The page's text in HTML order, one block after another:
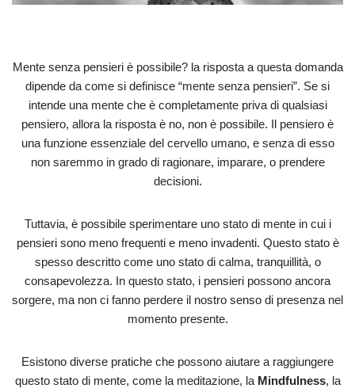
Mente senza pensieri è possibile? la risposta a questa domanda
dipende da come si definisce “mente senza pensieri”. Se si
intende una mente che è completamente priva di qualsiasi
pensiero, allora la risposta è no, non è possibile. Il pensiero è
una funzione essenziale del cervello umano, e senza di esso
non saremmo in grado di ragionare, imparare, o prendere
decisioni.
Tuttavia, è possibile sperimentare uno stato di mente in cui i
pensieri sono meno frequenti e meno invadenti. Questo stato è
spesso descritto come uno stato di calma, tranquillità, o
consapevolezza. In questo stato, i pensieri possono ancora
sorgere, ma non ci fanno perdere il nostro senso di presenza nel
momento presente.
Esistono diverse pratiche che possono aiutare a raggiungere
questo stato di mente, come la meditazione, la Mindfulness, la